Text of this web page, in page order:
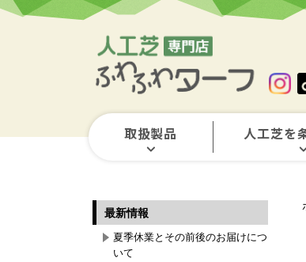
取扱製品 人工芝を
最新情報
夏季休業とその前後のお届けにつ
いて